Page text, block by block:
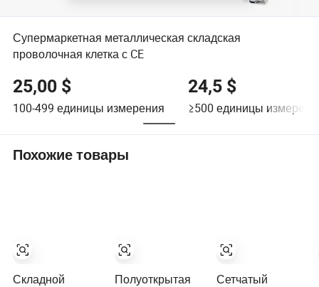
Супермаркетная металлическая складская
проволочная клетка с CE
25,00 $
100-499 единицы измерения
24,5 $
≥500 единицы
Похожие товары
Складной
Полуоткрытая
Сетчатый